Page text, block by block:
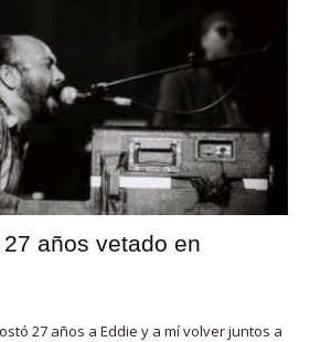
años vetado en
27 años a Eddie y a mí volver juntos a